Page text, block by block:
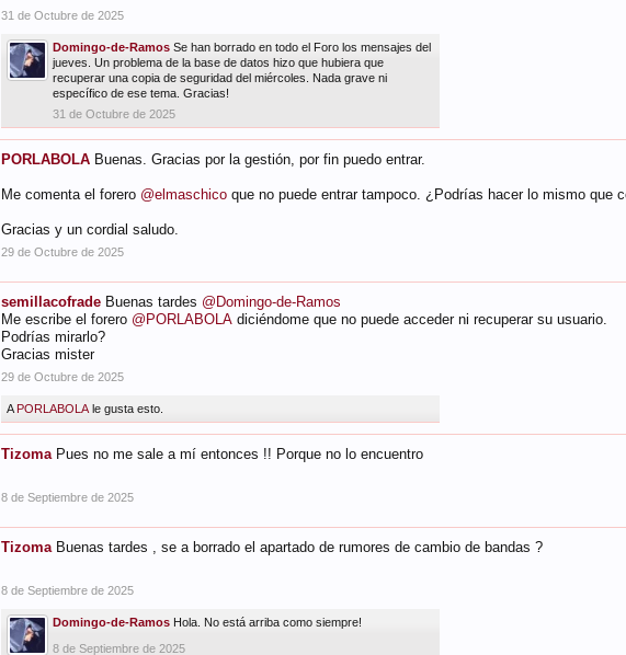
31 de Octubre de 2025
Domingo-de-Ramos Se han borrado en todo el Foro los mensajes del
jueves. Un problema de la base de datos hizo que hubiera que
recuperar una copia de seguridad del miércoles. Nada grave ni
específico de ese tema. Gracias!
31 de Octubre de 2025
PORLABOLA Buenas. Gracias por la gestión, por fin puedo entrar.
Me comenta el forero @elmaschico que no puede entrar tampoco. ¿Podrías hacer lo mismo que
Gracias y un cordial saludo.
29 de Octubre de 2025
semillacofrade Buenas tardes @Domingo-de-Ramos
Me escribe el forero @PORLABOLA diciéndome que no puede acceder ni recuperar su usuario.
Podrías mirarlo?
Gracias mister
29 de Octubre de 2025
APORLABOLA le gusta esto.
Tizoma Pues no me sale a mí entonces !! Porque no lo encuentro
8 de Septiembre de 2025
Tizoma Buenas tardes , se a borrado el apartado de rumores de cambio de bandas ?
8 de Septiembre de 2025
Domingo-de-Ramos Hola. No está arriba como siempre!
8 de Septiembre de 2025